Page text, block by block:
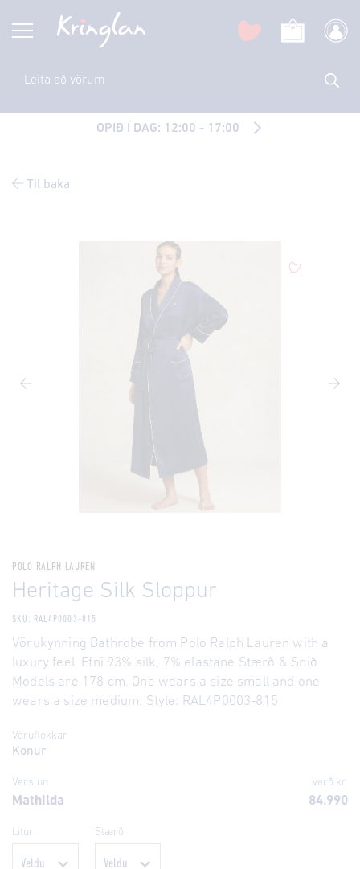
OPIÐ Í DAG: 12:00 - 17:00
Til baka
POLO RALPH LAUREN
Heritage Silk Sloppur
SKU: RAL4P0003-815
Vörukynning Bathrobe from Polo Ralph Lauren with a
luxury feel. Efni 93% silk, 7% elastane Stærð & Snið
Models are 178 cm. One wears a size small and one
wears a size medium. Style: RAL4P0003-815
Vöruflokkar
Konur
Verslun Verð kr.
Mathilda 84.990
Litur Stærð